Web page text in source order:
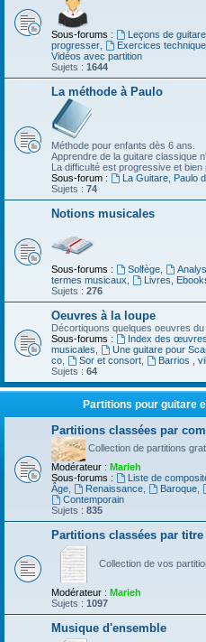
Sous-forums : Leçons de guitare,
progresser
Exercices
Vidéos avec partition
Sujets : 1644
La méthode à Paulo
Méthode pour enfants dès 6 ans.
Apprendre de la guitare classique
La difficulté est progressive et bien
Sous-forum :
La Guitare, Paulo
Sujets : 74
Notions musicales
Sous-forums : Solfège,
termes musicaux
Livres,
Sujets : 276
Oeuvres à la loupe
Décortiquons quelques oeuvres
Sous-forums :
Index des
musicales
Une guitare pour
co
Sor et consort, Barrios ,
Sujets : 64
Partitions pour guitare
Partitions classées par
Collection de partitions
Modérateur : Marieh
Sous-forums :
Liste de
Âge
Renaissance, Baroque,
Contemporain
Sujets : 835
Partitions classées par titre
Collection de vos
Modérateur : Marieh
Sujets : 1097
Musique d'ensemble